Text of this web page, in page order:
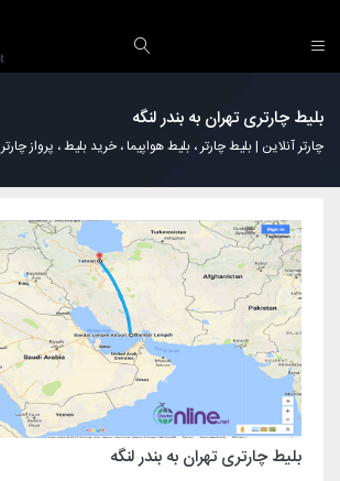
بلیط چارتری تهران به بندر لنگه
چارتر آنلاین | بلیط چارتر ، بلیط هواپیما ، خرید بلیط ، پرواز چارتر
بلیط چارتری تهران به بندر لنگه